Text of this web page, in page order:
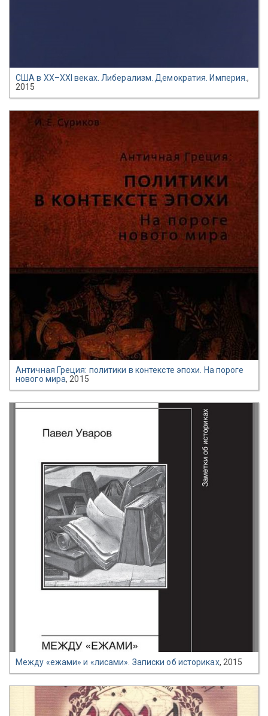
США в XX–XXI веках. Либерализм. Демократия. Империя.,
2015
Античная Греция: политики в контексте эпохи. На пороге
нового мира, 2015
Между «ежами» и «лисами». Записки об историках, 2015